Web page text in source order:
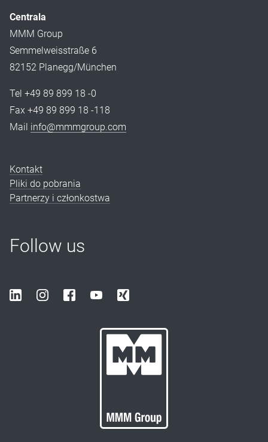
Centrala
MMM Group
Semmelweisstraße 6
82152 Planegg/München
Tel +49 89 899 18 -0
Fax +49 89 899 18 -118
Mail info@mmmgroup.com
Kontakt
Pliki do pobrania
Partnerzy i członkostwa
Follow us